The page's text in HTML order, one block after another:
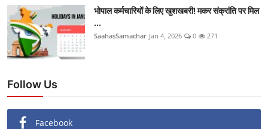
भोपाल कर्मचारियों के लिए खुशखबरी! मकर संक्रांति पर मिल
...
SaahasSamachar Jan 4, 2026 0 271
Follow Us
Facebook